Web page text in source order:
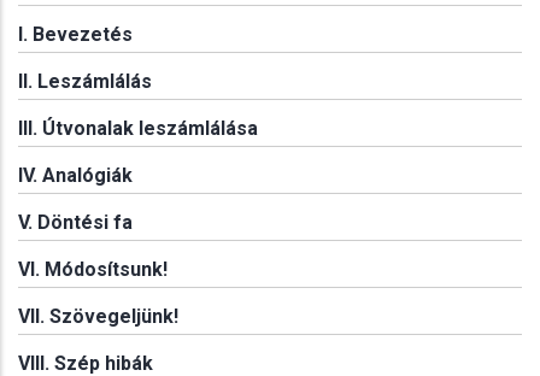
I. Bevezetés
II. Leszámlálás
III. Útvonalak leszámlálása
IV. Analógiák
V. Döntési fa
VI. Módosítsunk!
VII. Szövegeljünk!
VIII. Szép hibák